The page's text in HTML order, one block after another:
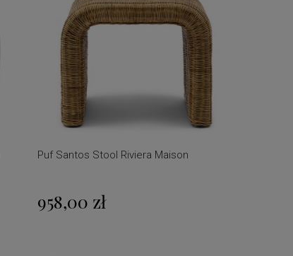
Puf Santos Stool Riviera Maison
958,00 zł